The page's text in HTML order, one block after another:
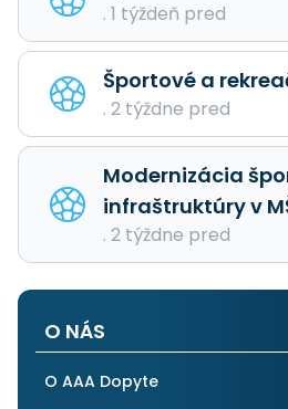
. 1 týždeň pred
Športové a
. 2 týždne pred
Modernizácia
infraštruktúry v
. 2 týždne pred
O NÁS
O AAA Dopyte